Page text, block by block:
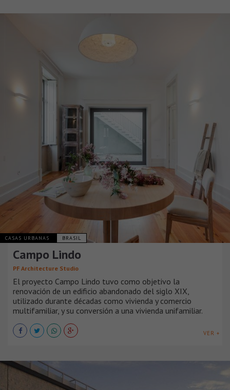
CASAS URBANAS BRASIL
Campo Lindo
PF Architecture Studio
El proyecto Campo Lindo tuvo como objetivo la
renovación de un edificio abandonado del siglo XIX,
utilizado durante décadas como vivienda y comercio
multifamiliar, y su conversión a una vivienda unifamiliar.
VER +